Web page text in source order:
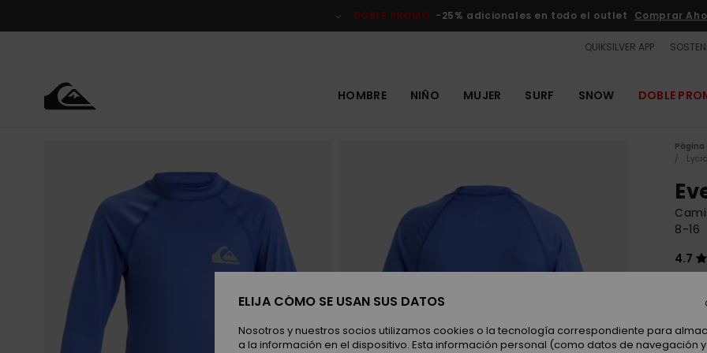
del
DOBLE PROMO -25% adicionales en todo el outlet Comprar
QUIKSILVER APP
HOMBRE NIÑO MUJER SURF SNOW DOBLE
Página
8-16
4.7
30,00
ELIJA CÓMO SE USAN SUS DATOS
Nosotros y nuestros socios utilizamos cookies o la tecnología correspondiente para
a la información en el dispositivo. Esta información personal (como datos de navegación